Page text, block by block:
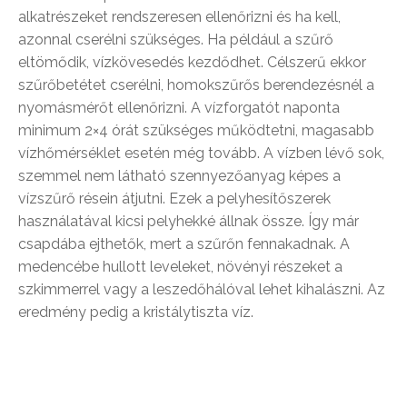
alkatrészeket rendszeresen ellenőrizni és ha kell,
azonnal cserélni szükséges. Ha például a szűrő
eltömődik, vízkövesedés kezdődhet. Célszerű ekkor
szűrőbetétet cserélni, homokszűrős berendezésnél a
nyomásmérőt ellenőrizni. A vízforgatót naponta
minimum 2×4 órát szükséges működtetni, magasabb
vízhőmérséklet esetén még tovább. A vízben lévő sok,
szemmel nem látható szennyezőanyag képes a
vízszűrő résein átjutni. Ezek a pelyhesítőszerek
használatával kicsi pelyhekké állnak össze. Így már
csapdába ejthetők, mert a szűrőn fennakadnak. A
medencébe hullott leveleket, növényi részeket a
szkimmerrel vagy a leszedőhálóval lehet kihalászni. Az
eredmény pedig a kristálytiszta víz.